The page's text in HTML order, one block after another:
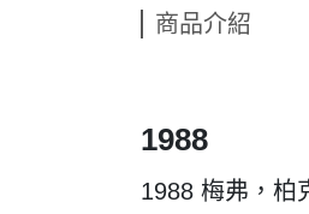
商品介紹
1988
1988 梅弗，柏